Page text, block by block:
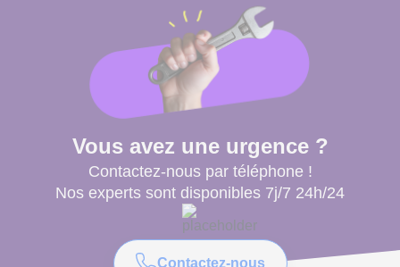
Vous avez une urgence ?
Contactez-nous par téléphone !
Nos experts sont disponibles 7j/7 24h/24
Contactez-nous